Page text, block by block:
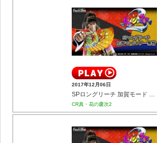
2017年12月06日
SPロングリーチ 加賀モード くノ一無情
CR真・花の慶次2